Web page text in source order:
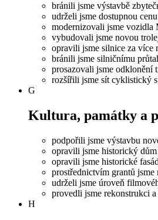
bránili jsme výstavbě
udrželi jsme dostupnou
modernizovali jsme
vybudovali jsme novou
opravili jsme silnice za více
bránili jsme silničnímu
prosazovali jsme odklonění
rozšířili jsme sít cyklistický
G
Kultura, památky a
podpořili jsme výstavbu
opravili jsme historický
opravili jsme historické
prostřednictvím grantů
udrželi jsme úroveň
provedli jsme rekonstrukci
H